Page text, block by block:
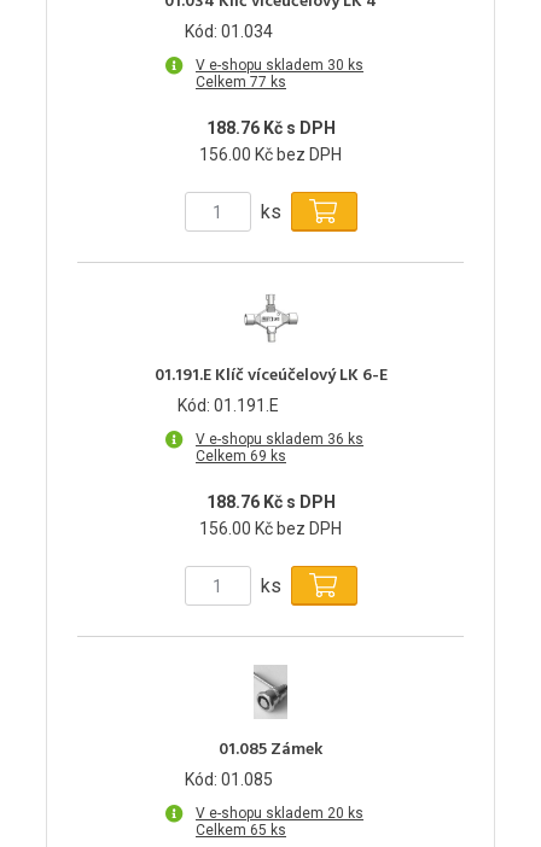
Kód: 01.034
V e-shopu skladem 30 ks
Celkem 77 ks
188.76 Kč s DPH
156.00 Kč bez DPH
ks
01.191.E Klíč víceúčelový LK 6-E
Kód: 01.191.E
V e-shopu skladem 36 ks
Celkem 69 ks
188.76 Kč s DPH
156.00 Kč bez DPH
ks
01.085 Zámek
Kód: 01.085
V e-shopu skladem 20 ks
Celkem 65 ks